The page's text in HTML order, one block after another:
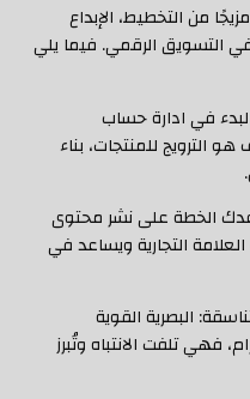
من التخطيط، الإبداع
التسويق الرقمي. فيما يلي
في ادارة حساب
الترويج للمنتجات، بناء
الخطة على نشر محتوى
التجارية ويساعد في
البصرية القوية
فهي تلفت الانتباه وتُبرز